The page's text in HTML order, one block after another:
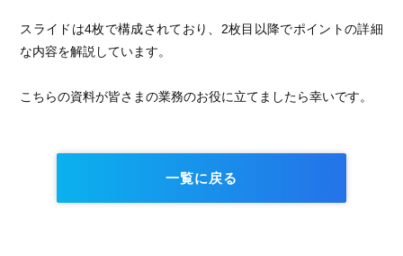
スライドは4枚で構成されており、2枚目以降でポイントの詳細
な内容を解説しています。
こちらの資料が皆さまの業務のお役に立てましたら幸いです。
一覧に戻る